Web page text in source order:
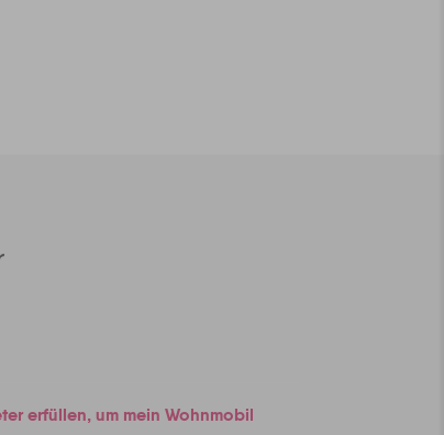
erfüllen, um mein Wohnmobil